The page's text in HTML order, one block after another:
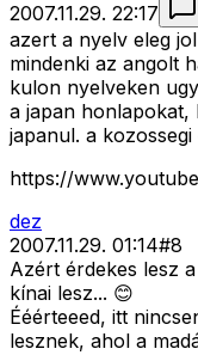
2007.11.29. 22:17
azert a nyelv eleg
mindenki az angolt
kulon nyelveken
a japan honlapokat,
japanul. a
https://
dez
2007.11.29. 01:14#8
Azért érdekes lesz
kínai lesz... 😊
Ééérteeed, itt
lesznek, ahol a